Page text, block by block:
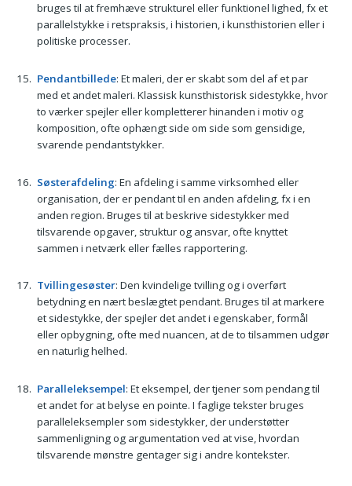
bruges til at fremhæve strukturel eller funktionel lighed, fx et
parallelstykke i retspraksis, i historien, i kunsthistorien eller i
politiske processer.
Pendantbillede: Et maleri, der er skabt som del af et par
med et andet maleri. Klassisk kunsthistorisk sidestykke, hvor
to værker spejler eller kompletterer hinanden i motiv og
komposition, ofte ophængt side om side som gensidige,
svarende pendantstykker.
Søsterafdeling: En afdeling i samme virksomhed eller
organisation, der er pendant til en anden afdeling, fx i en
anden region. Bruges til at beskrive sidestykker med
tilsvarende opgaver, struktur og ansvar, ofte knyttet
sammen i netværk eller fælles rapportering.
Tvillingesøster: Den kvindelige tvilling og i overført
betydning en nært beslægtet pendant. Bruges til at markere
et sidestykke, der spejler det andet i egenskaber, formål
eller opbygning, ofte med nuancen, at de to tilsammen udgør
en naturlig helhed.
Paralleleksempel: Et eksempel, der tjener som pendang til
et andet for at belyse en pointe. I faglige tekster bruges
paralleleksempler som sidestykker, der understøtter
sammenligning og argumentation ved at vise, hvordan
tilsvarende mønstre gentager sig i andre kontekster.